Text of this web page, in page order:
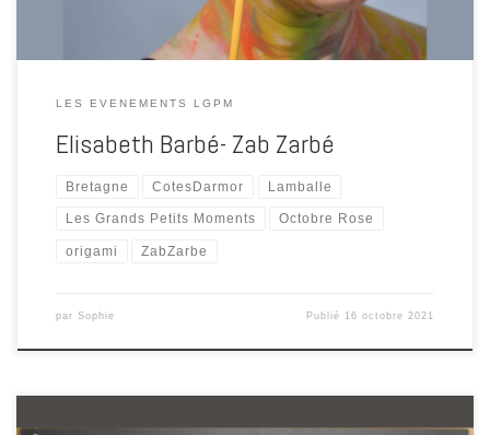
LES EVENEMENTS LGPM
Elisabeth Barbé- Zab Zarbé
Bretagne CotesDarmor Lamballe
Les Grands Petits Moments Octobre Rose
origami ZabZarbe
par Sophie Publié 16 octobre 2021